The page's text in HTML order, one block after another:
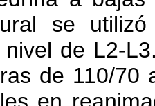
se
de L2-
de 110/70